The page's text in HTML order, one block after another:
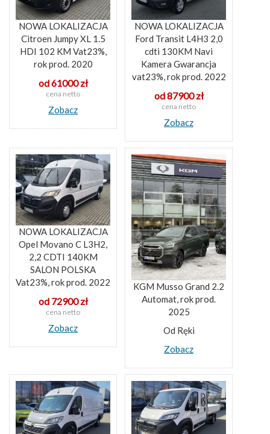
NOWA LOKALIZACJA
Citroen Jumpy XL 1.5
HDI 102 KM Vat23%,
rok prod. 2020
od 61000 zł
cena netto
Zobacz
NOWA LOKALIZACJA
Ford Transit L4H3 2,0
cdti 130KM Navi
Kamera Gwarancja
vat23%, rok prod. 2022
od 87900 zł
cena netto
Zobacz
NOWA LOKALIZACJA
Opel Movano C L3H2,
2,2 CDTI 140KM
SALON POLSKA
Vat23%, rok prod. 2022
od 72900 zł
cena netto
Zobacz
KGM Musso Grand 2.2
Automat, rok prod.
2025
Od Ręki
Zobacz